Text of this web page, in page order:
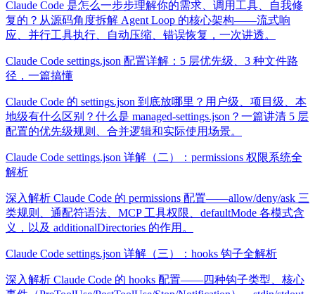
Claude Code 是怎么一步步理解你的需求、调用工具、自我修
复的？从源码角度拆解 Agent Loop 的核心架构——流式响
应、并行工具执行、自动压缩、错误恢复，一次讲透。
Claude Code settings.json 配置详解：5 层优先级、3 种文件路
径，一篇搞懂
Claude Code 的 settings.json 到底放哪里？用户级、项目级、本
地级有什么区别？什么是 managed-settings.json？一篇讲清 5 层
配置的优先级规则、合并逻辑和实际使用场景。
Claude Code settings.json 详解（二）：permissions 权限系统全
解析
深入解析 Claude Code 的 permissions 配置——allow/deny/ask 三
类规则、通配符语法、MCP 工具权限、defaultMode 各模式含
义，以及 additionalDirectories 的作用。
Claude Code settings.json 详解（三）：hooks 钩子全解析
深入解析 Claude Code 的 hooks 配置——四种钩子类型、核心